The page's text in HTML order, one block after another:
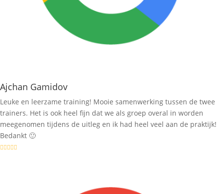
Ajchan Gamidov
Leuke en leerzame training! Mooie samenwerking tussen de twee
trainers. Het is ook heel fijn dat we als groep overal in worden
meegenomen tijdens de uitleg en ik had heel veel aan de praktijk!
Bedankt 🙂
